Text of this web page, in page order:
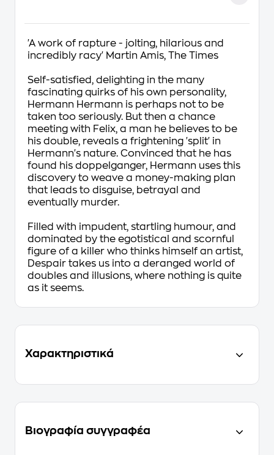
'A work of rapture - jolting, hilarious and
incredibly racy' Martin Amis, The Times
Self-satisfied, delighting in the many
fascinating quirks of his own personality,
Hermann Hermann is perhaps not to be
taken too seriously. But then a chance
meeting with Felix, a man he believes to be
his double, reveals a frightening 'split' in
Hermann's nature. Convinced that he has
found his doppelganger, Hermann uses this
discovery to weave a money-making plan
that leads to disguise, betrayal and
eventually murder.
Filled with impudent, startling humour, and
dominated by the egotistical and scornful
figure of a killer who thinks himself an artist,
Despair takes us into a deranged world of
doubles and illusions, where nothing is quite
as it seems.
Χαρακτηριστικά
Βιογραφία συγγραφέα